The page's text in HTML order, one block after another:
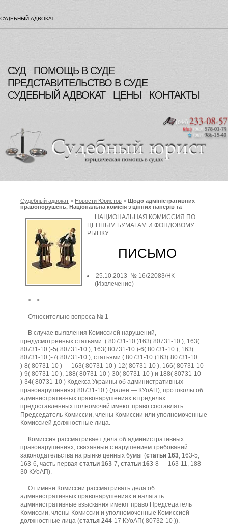
СУДЕБНЫЙ АДВОКАТ
СУД
ПОМОЩЬ В СУДЕ
ПРЕДСТАВИТЕЛЬСТВО В СУДЕ
СУДЕБНЫЙ АДВОКАТ
ЦЕНЫ КОНТАКТЫ
Судебный адвокат > Новости Юристов > Щодо адміністративних
правопорушень, Національна комісія з цінних паперів та
НАЦИОНАЛЬНАЯ КОМИССИЯ ПО
ЦЕННЫМ БУМАГАМ И ФОНДОВОМУ
РЫНКУ
ПИСЬМО
25.10.2013 № 16/22083/НК
(Извлечение)
<...>
Относительно вопроса № 1
В случае выявления Комиссией нарушений,
предусмотренных статьями ( 80731-10 )163( 80731-10 ), 163(
80731-10 )-5( 80731-10 ), 163( 80731-10 )-6( 80731-10 ), 163(
80731-10 )-7( 80731-10 ), статьями ( 80731-10 )163( 80731-10
)-8( 80731-10 ) — 163( 80731-10 )-12( 80731-10 ), 166( 80731-10
)-9( 80731-10 ), 188( 80731-10 )-30( 80731-10 ) и 188( 80731-10
)-34( 80731-10 ) Кодекса Украины об административных
правонарушениях( 80731-10 ) (далее — КУоАП), протоколы об
административных правонарушениях в пределах
предоставленных полномочий имеют право составлять
Председатель Комиссии, члены Комиссии или уполномоченные
Комиссией должностные лица.
Комиссия рассматривает дела об административных
правонарушениях, связанные с нарушением требований
законодательства на рынке ценных бумаг (статьи 163, 163-5,
163-6, часть первая статьи 163-7, статьи 163-8 — 163-11, 188-
30 КУоАП).
От имени Комиссии рассматривать дела об
административных правонарушениях и налагать
административные взыскания имеют право Председатель
Комиссии, члены Комиссии и уполномоченные Комиссией
должностные лица (статья 244-17 КУоАП( 80732-10 )).